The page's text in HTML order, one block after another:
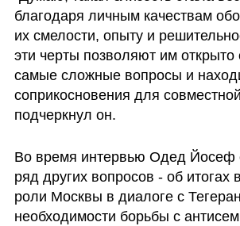
благодаря личным качествам
их смелости, опыту и
эти черты позволяют им открыто
самые сложные вопросы и
соприкосновения для
подчеркнул он.
Во время интервью Одед Йосеф
ряд других вопросов - об итогах
роли Москвы в диалоге с
необходимости борьбы с